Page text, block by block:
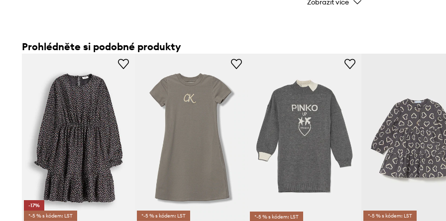
Značka
ID produktu
Zobrazit více
Prohlédněte si podobné produkty
-17%
*-5 % s kódem: LST
*-5 % s kódem: LST *-5 % s kódem: LST *-5 % s kódem: LST